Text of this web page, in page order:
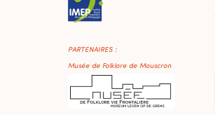
PARTENAIRES :
Musée de Folklore de Mouscron